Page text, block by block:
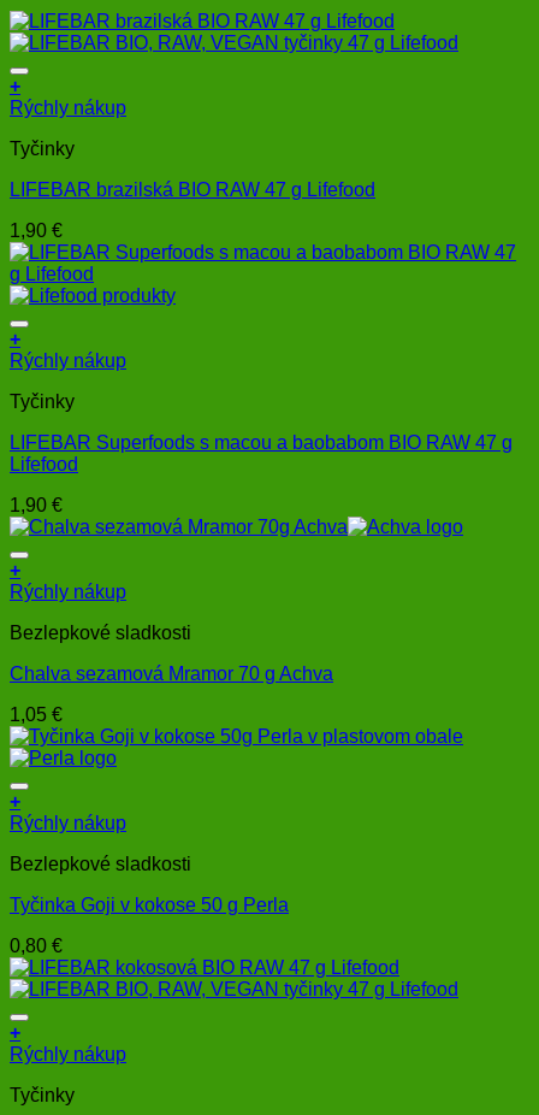
+
Rýchly nákup
Tyčinky
LIFEBAR brazilská BIO RAW 47 g Lifefood
1,90 €
+
Rýchly nákup
Tyčinky
LIFEBAR Superfoods s macou a baobabom BIO RAW 47 g
Lifefood
1,90 €
+
Rýchly nákup
Bezlepkové sladkosti
Chalva sezamová Mramor 70 g Achva
1,05 €
+
Rýchly nákup
Bezlepkové sladkosti
Tyčinka Goji v kokose 50 g Perla
0,80 €
+
Rýchly nákup
Tyčinky